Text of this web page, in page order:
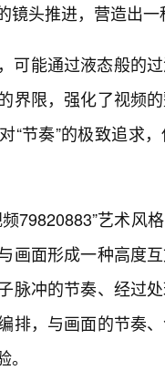
头推进，营造出一
可能通过液态般的
界限，强化了视频
“节奏”的极致追求
79820883”艺术风
画面形成一种高度
脉冲的节奏、经过
排，与画面的节奏